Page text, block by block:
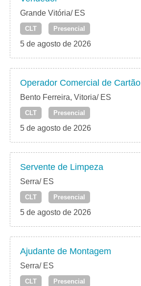
Grande Vitória/ ES
CLT Presencial
5 de agosto de 2026
Operador Comercial de Cartão
Bento Ferreira, Vitoria/ ES
CLT Presencial
5 de agosto de 2026
Servente de Limpeza
Serra/ ES
CLT Presencial
5 de agosto de 2026
Ajudante de Montagem
Serra/ ES
CLT Presencial